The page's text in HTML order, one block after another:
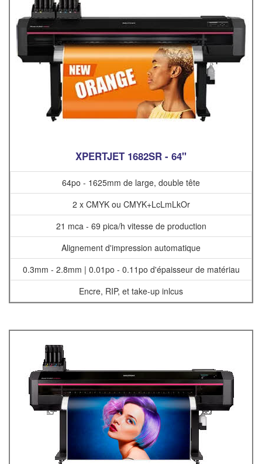
XPERTJET 1682SR - 64"
64po - 1625mm de large, double tête
2 x CMYK ou CMYK+LcLmLkOr
21 mca - 69 pica/h vitesse de production
Alignement d'impression automatique
0.3mm - 2.8mm | 0.01po - 0.11po d'épaisseur de matériau
Encre, RIP, et take-up inlcus